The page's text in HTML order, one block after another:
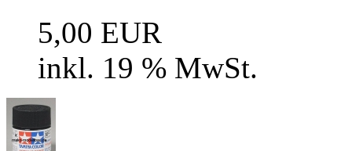
5,00 EUR
inkl. 19 % MwSt.